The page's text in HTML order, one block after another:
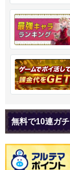
無料で10連ガ